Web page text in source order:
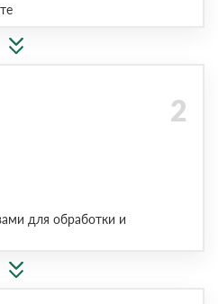
для обработки и